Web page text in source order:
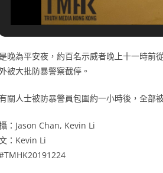
晚為平安夜，約百名示威者晚上十一時前
被大批防暴警察截停。
關人士被防暴警員包圍約一小時後，全部
：Jason Chan, Kevin Li
：Kevin Li